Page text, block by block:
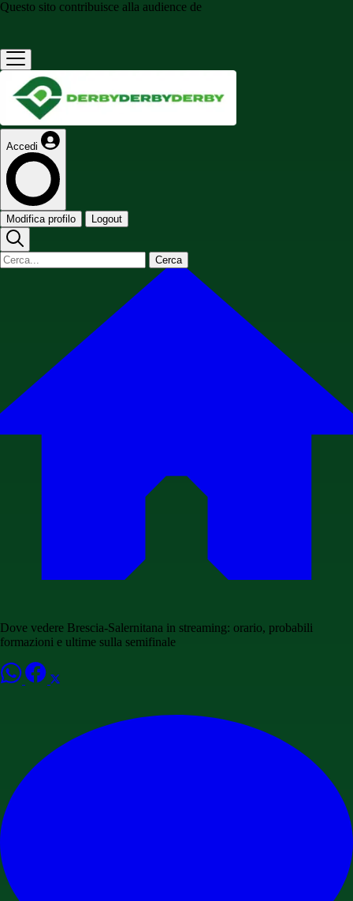
Questo sito contribuisce alla audience de
Accedi
Modifica profilo Logout
Cerca
Dove vedere Brescia-Salernitana in streaming: orario, probabili
formazioni e ultime sulla semifinale